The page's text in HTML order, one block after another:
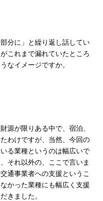
分に」と繰り返し話してい
これまで漏れていたところ
なイメージですか。
源が限りある中で、宿泊、
わけですが、当然、今回の
る業種というのは幅広いで
それ以外の、ここで言いま
通事業者への支援というこ
かった業種にも幅広く支援
きました。